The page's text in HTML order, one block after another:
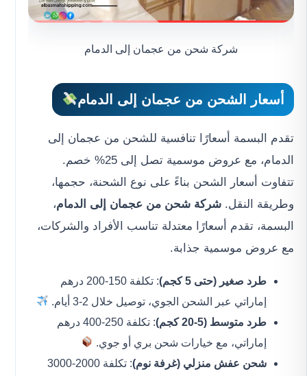
شركة شحن من عجمان إلى الدمام
أسعار الشحن من عجمان إلى الدمام
تقدم البسمة أسعارًا تنافسية للشحن من عجمان إلى
الدمام، مع عروض موسمية تصل إلى 25% خصم.
تتفاوت أسعار الشحن بناءً على نوع الشحنة، حجمها،
وطريقة النقل. شركة شحن من عجمان إلى الدمام،
البسمة، تقدم أسعارًا معتدلة تناسب الأفراد والشركات،
مع عروض موسمية جذابة.
طرد صغير (حتى 5 كجم)
: تكلفة 150-200 درهم
إماراتي عبر الشحن الجوي، توصيل خلال 2-3 أيام.
طرد متوسط (5-20 كجم)
: تكلفة 250-400 درهم
إماراتي، مع خيارات شحن بري أو جوي.
شحن عفش منزلي (غرفة نوم)
: تكلفة 2000-3000